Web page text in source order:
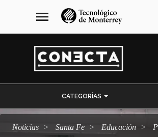
navegación
principal
menu
CATEGORÍAS
Noticias Santa Fe Educación